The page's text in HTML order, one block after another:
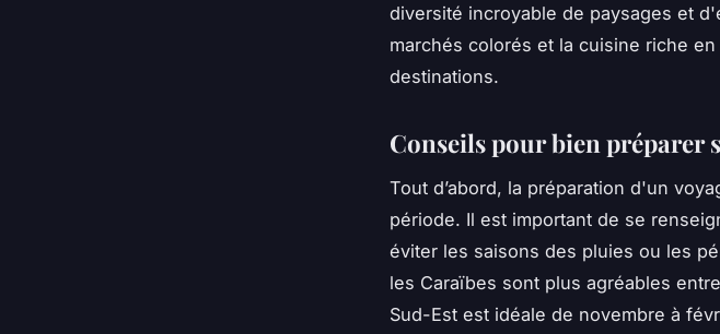
diversité incroyable de paysages et
marchés colorés et la cuisine riche
destinations.
Conseils pour bien préparer
Tout d’abord, la préparation d'un
période. Il est important de se
éviter les saisons des pluies ou les
les Caraïbes sont plus agréables
Sud-Est est idéale de novembre à